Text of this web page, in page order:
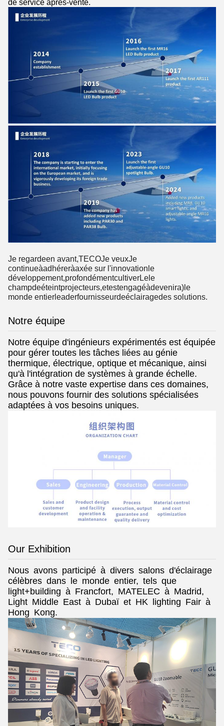
de service après-vente.
Je regardeen avant,TECOJe veuxJe
continueàadhéreràaxée sur l'innovation le
développement,profondémentcultiverLe le
champdeéteintprojecteurs,etestengagéàdevenira) le
monde entier leaderfournisseurdeéclairagedes solutions.
Notre équipe
Notre équipe d'ingénieurs expérimentés est équipée
pour gérer toutes les tâches liées au génie
thermique, électrique, optique et mécanique, ainsi
qu'à l'intégration de systèmes à grande échelle.
Grâce à notre vaste expertise dans ces domaines,
nous pouvons fournir des solutions spécialisées
adaptées à vos besoins uniques.
Our Exhibition
Nous avons participé à divers salons d'éclairage
célèbres dans le monde entier, tels que
light+building à Francfort, MATELEC à Madrid,
Light Middle East à Dubaï et HK lighting Fair à
Hong Kong.